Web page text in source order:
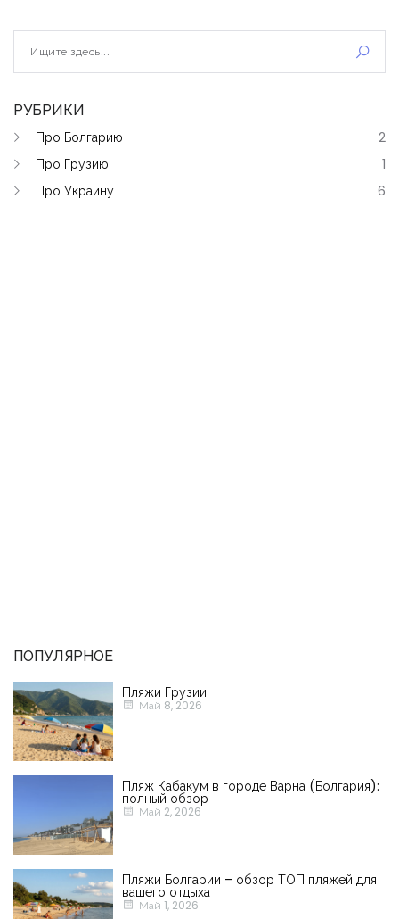
РУБРИКИ
Про Болгарию
2
Про Грузию
1
Про Украину
6
ПОПУЛЯРНОЕ
Пляжи Грузии
Май 8, 2026
Пляж Кабакум в городе Варна (Болгария):
полный обзор
Май 2, 2026
Пляжи Болгарии – обзор ТОП пляжей для
вашего отдыха
Май 1, 2026